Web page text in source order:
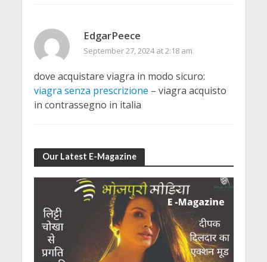
EdgarPeece
September 27, 2024 at 2:18 am
dove acquistare viagra in modo sicuro:
viagra senza prescrizione – viagra acquisto
in contrassegno in italia
Our Latest E-Magazine